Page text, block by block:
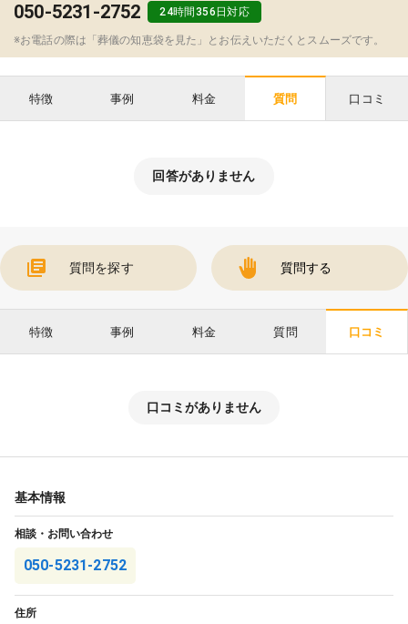
050-5231-2752 24時間356日対応
※お電話の際は「葬儀の知恵袋を見た」とお伝えいただくとスムーズです。
特徴 事例 料金 質問 口コミ
回答がありません
質問を探す 質問する
特徴 事例 料金 質問 口コミ
口コミがありません
基本情報
相談・お問い合わせ
050-5231-2752
住所